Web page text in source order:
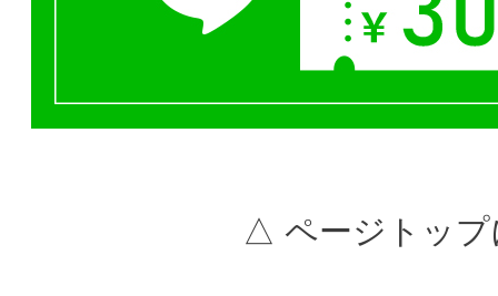
△ ページトップ